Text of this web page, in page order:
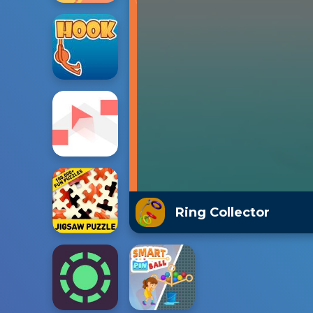
Ring Collector